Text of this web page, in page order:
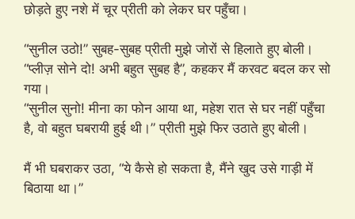
छोड़ते हुए नशे में चूर प्रीती को लेकर घर पहुँचा।
“सुनील उठो!” सुबह-सुबह प्रीती मुझे जोरों से हिलाते हुए बोली।
“प्लीज़ सोने दो! अभी बहुत सुबह है”, कहकर मैं करवट बदल कर सो
गया।
“सुनील सुनो! मीना का फोन आया था, महेश रात से घर नहीं पहुँचा
है, वो बहुत घबरायी हुई थी।” प्रीती मुझे फिर उठाते हुए बोली।
मैं भी घबराकर उठा, “ये कैसे हो सकता है, मैंने खुद उसे गाड़ी में
बिठाया था।”